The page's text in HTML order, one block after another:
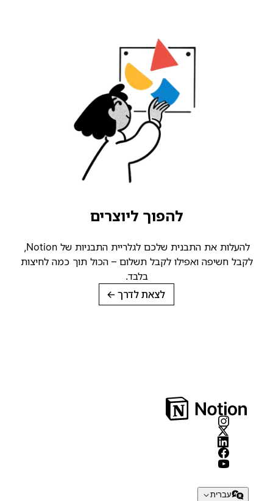
להפוך ליוצרים
להעלות את התבנית שלכם לגלריית התבניות של Notion,
לקבל חשיפה ואפילו לקבל תשלום – הכול תוך כמה לחיצות
בלבד.
לצאת לדרך→
עברית